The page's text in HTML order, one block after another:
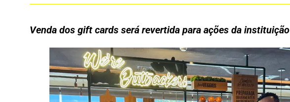
Venda dos gift cards será revertida para ações da instituição